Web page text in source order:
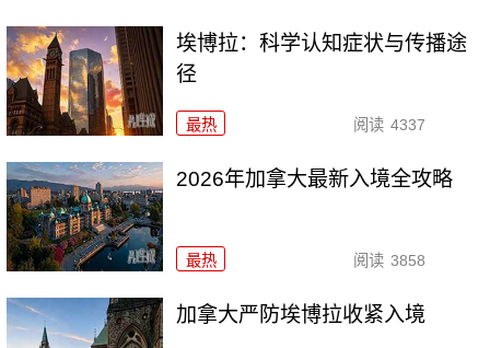
埃博拉：科学认知症状与传播途
径
最热 阅读 4337
2026年加拿大最新入境全攻略
最热 阅读 3858
加拿大严防埃博拉收紧入境